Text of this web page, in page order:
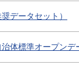
データセット）
体標準オープンデ